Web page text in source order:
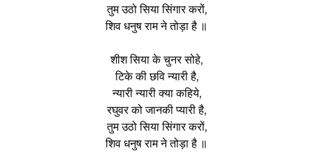
तुम उठो सिया सिंगार करों,
शिव धनुष राम ने तोड़ा है ॥
शीश सिया के चुनर सोहे,
टिके की छवि न्यारी है,
न्यारी न्यारी क्या कहिये,
रघुवर को जानकी प्यारी है,
तुम उठो सिया सिंगार करों,
शिव धनुष राम ने तोड़ा है ॥